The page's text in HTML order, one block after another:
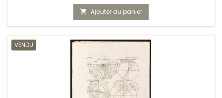
 Ajouter au panier
VENDU